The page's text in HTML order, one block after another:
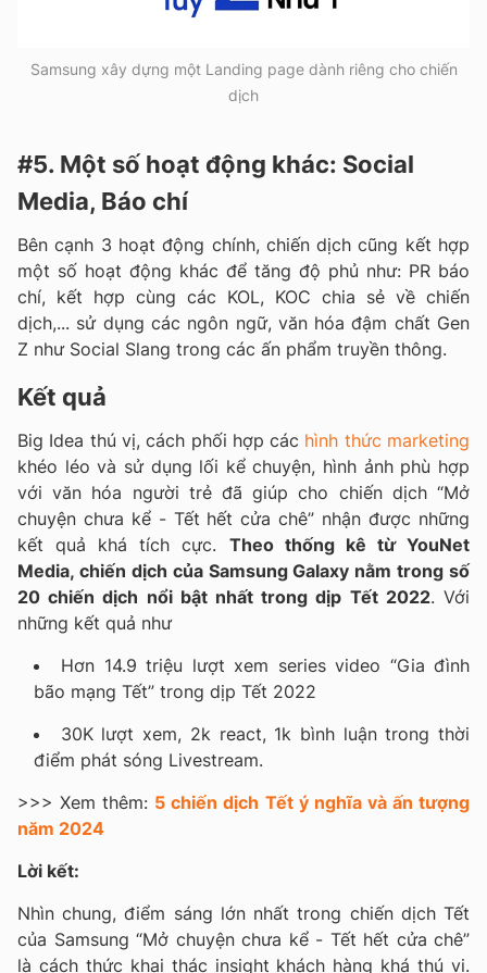
Samsung xây dựng một Landing page dành riêng cho chiến
dịch
#5. Một số hoạt động khác: Social
Media, Báo chí
Bên cạnh 3 hoạt động chính, chiến dịch cũng kết hợp
một số hoạt động khác để tăng độ phủ như: PR báo
chí, kết hợp cùng các KOL, KOC chia sẻ về chiến
dịch,... sử dụng các ngôn ngữ, văn hóa đậm chất Gen
Z như Social Slang trong các ấn phẩm truyền thông.
Kết quả
Big Idea thú vị, cách phối hợp các hình thức marketing
khéo léo và sử dụng lối kể chuyện, hình ảnh phù hợp
với văn hóa người trẻ đã giúp cho chiến dịch “Mở
chuyện chưa kể - Tết hết cửa chê” nhận được những
kết quả khá tích cực. Theo thống kê từ YouNet
Media, chiến dịch của Samsung Galaxy nằm trong số
20 chiến dịch nổi bật nhất trong dịp Tết 2022. Với
những kết quả như
Hơn 14.9 triệu lượt xem series video “Gia đình
bão mạng Tết” trong dịp Tết 2022
30K lượt xem, 2k react, 1k bình luận trong thời
điểm phát sóng Livestream.
>>> Xem thêm: 5 chiến dịch Tết ý nghĩa và ấn tượng
năm 2024
Lời kết:
Nhìn chung, điểm sáng lớn nhất trong chiến dịch Tết
của Samsung “Mở chuyện chưa kể - Tết hết cửa chê”
là cách thức khai thác insight khách hàng khá thú vị.